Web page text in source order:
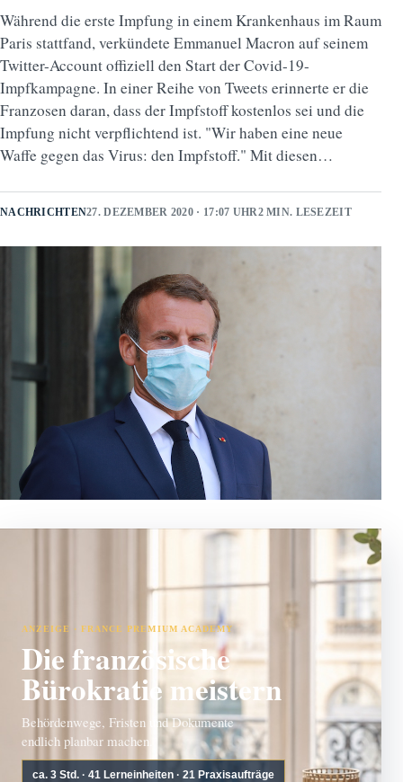
Während die erste Impfung in einem Krankenhaus im Raum
Paris stattfand, verkündete Emmanuel Macron auf seinem
Twitter-Account offiziell den Start der Covid-19-
Impfkampagne. In einer Reihe von Tweets erinnerte er die
Franzosen daran, dass der Impfstoff kostenlos sei und die
Impfung nicht verpflichtend ist. "Wir haben eine neue
Waffe gegen das Virus: den Impfstoff." Mit diesen…
NACHRICHTEN27. DEZEMBER 2020 · 17:07 UHR2 MIN. LESEZEIT
ANZEIGE · FRANCE PREMIUM ACADEMY
Die französische
Bürokratie meistern
Behördenwege, Fristen und Dokumente
endlich planbar machen.
ca. 3 Std. · 41 Lerneinheiten · 21 Praxisaufträge